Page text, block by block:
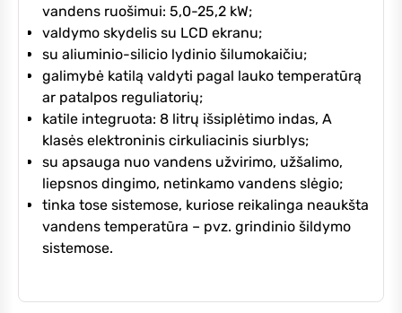
vandens ruošimui: 5,0-25,2 kW;
valdymo skydelis su LCD ekranu;
su aliuminio-silicio lydinio šilumokaičiu;
galimybė katilą valdyti pagal lauko temperatūrą
ar patalpos reguliatorių;
katile integruota: 8 litrų išsiplėtimo indas, A
klasės elektroninis cirkuliacinis siurblys;
su apsauga nuo vandens užvirimo, užšalimo,
liepsnos dingimo, netinkamo vandens slėgio;
tinka tose sistemose, kuriose reikalinga neaukšta
vandens temperatūra – pvz. grindinio šildymo
sistemose.